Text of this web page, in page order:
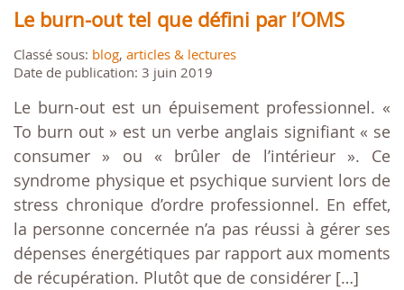
Le burn-out tel que défini par l’OMS
Classé sous: blog, articles & lectures
Date de publication: 3 juin 2019
Le burn-out est un épuisement professionnel. «
To burn out » est un verbe anglais signifiant « se
consumer » ou « brûler de l’intérieur ». Ce
syndrome physique et psychique survient lors de
stress chronique d’ordre professionnel. En effet,
la personne concernée n’a pas réussi à gérer ses
dépenses énergétiques par rapport aux moments
de récupération. Plutôt que de considérer […]